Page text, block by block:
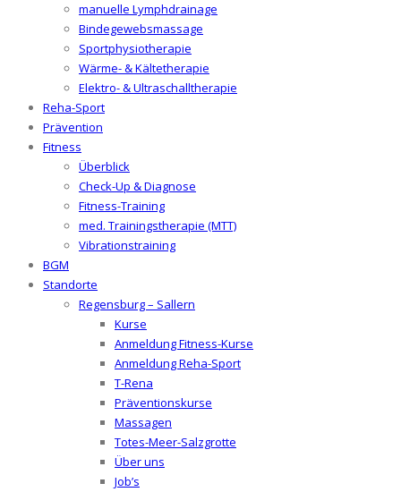
manuelle Lymphdrainage
Bindegewebsmassage
Sportphysiotherapie
Wärme- & Kältetherapie
Elektro- & Ultraschalltherapie
Reha-Sport
Prävention
Fitness
Überblick
Check-Up & Diagnose
Fitness-Training
med. Trainingstherapie (MTT)
Vibrationstraining
BGM
Standorte
Regensburg – Sallern
Kurse
Anmeldung Fitness-Kurse
Anmeldung Reha-Sport
T-Rena
Präventionskurse
Massagen
Totes-Meer-Salzgrotte
Über uns
Job’s